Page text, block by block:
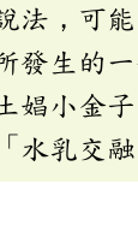
，可
發生的
娼小金
乳交